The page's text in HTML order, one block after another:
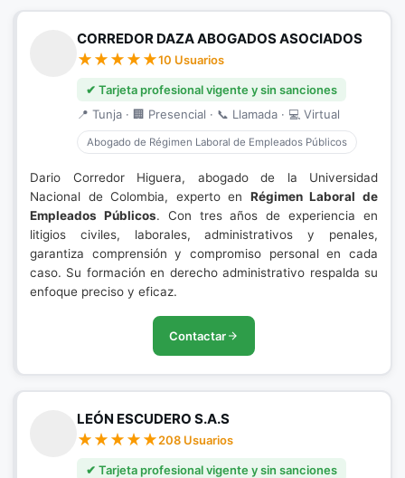
CORREDOR DAZA ABOGADOS ASOCIADOS
10 Usuarios
✔ Tarjeta profesional vigente y sin sanciones
📍 Tunja · 🏢 Presencial · 📞 Llamada · 💻 Virtual
Abogado de Régimen Laboral de Empleados Públicos
Dario Corredor Higuera, abogado de la Universidad
Nacional de Colombia, experto en Régimen Laboral de
Empleados Públicos. Con tres años de experiencia en
litigios civiles, laborales, administrativos y penales,
garantiza comprensión y compromiso personal en cada
caso. Su formación en derecho administrativo respalda su
enfoque preciso y eficaz.
Contactar
LEÓN ESCUDERO S.A.S
208 Usuarios
✔ Tarjeta profesional vigente y sin sanciones